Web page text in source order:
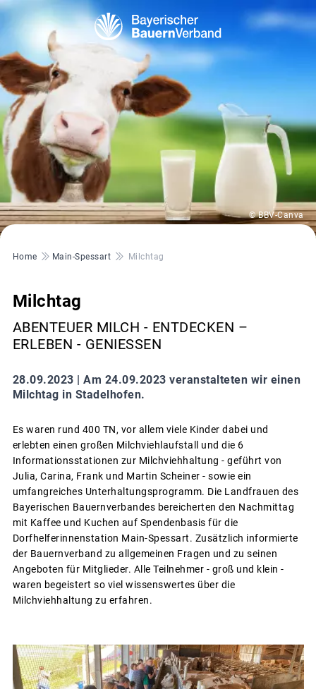
© BBV-Canva
Pfadnavigation
Home Main-Spessart Milchtag
Milchtag
ABENTEUER MILCH - ENTDECKEN –
ERLEBEN - GENIESSEN
28.09.2023 | Am 24.09.2023 veranstalteten wir einen
Milchtag in Stadelhofen.
Es waren rund 400 TN, vor allem viele Kinder dabei und
erlebten einen großen Milchviehlaufstall und die 6
Informationsstationen zur Milchviehhaltung - geführt von
Julia, Carina, Frank und Martin Scheiner - sowie ein
umfangreiches Unterhaltungsprogramm. Die Landfrauen des
Bayerischen Bauernverbandes bereicherten den Nachmittag
mit Kaffee und Kuchen auf Spendenbasis für die
Dorfhelferinnenstation Main-Spessart. Zusätzlich informierte
der Bauernverband zu allgemeinen Fragen und zu seinen
Angeboten für Mitglieder. Alle Teilnehmer - groß und klein -
waren begeistert so viel wissenswertes über die
Milchviehhaltung zu erfahren.